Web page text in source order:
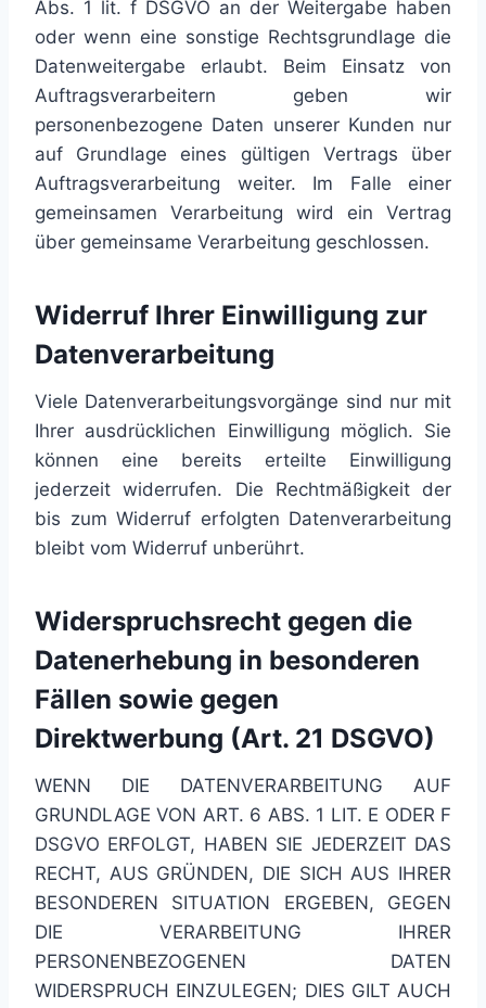
Abs. 1 lit. f DSGVO an der Weitergabe haben
oder wenn eine sonstige Rechtsgrundlage die
Datenweitergabe erlaubt. Beim Einsatz von
Auftragsverarbeitern geben wir
personenbezogene Daten unserer Kunden nur
auf Grundlage eines gültigen Vertrags über
Auftragsverarbeitung weiter. Im Falle einer
gemeinsamen Verarbeitung wird ein Vertrag
über gemeinsame Verarbeitung geschlossen.
Widerruf Ihrer Einwilligung zur
Datenverarbeitung
Viele Datenverarbeitungsvorgänge sind nur mit
Ihrer ausdrücklichen Einwilligung möglich. Sie
können eine bereits erteilte Einwilligung
jederzeit widerrufen. Die Rechtmäßigkeit der
bis zum Widerruf erfolgten Datenverarbeitung
bleibt vom Widerruf unberührt.
Widerspruchsrecht gegen die
Datenerhebung in besonderen
Fällen sowie gegen
Direktwerbung (Art. 21 DSGVO)
WENN DIE DATENVERARBEITUNG AUF
GRUNDLAGE VON ART. 6 ABS. 1 LIT. E ODER F
DSGVO ERFOLGT, HABEN SIE JEDERZEIT DAS
RECHT, AUS GRÜNDEN, DIE SICH AUS IHRER
BESONDEREN SITUATION ERGEBEN, GEGEN
DIE VERARBEITUNG IHRER
PERSONENBEZOGENEN DATEN
WIDERSPRUCH EINZULEGEN; DIES GILT AUCH